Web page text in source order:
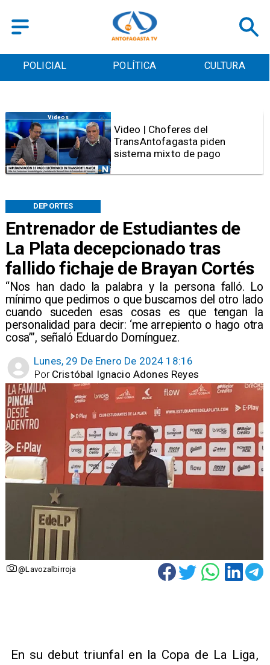
POLICIAL POLÍTICA CULTURA
Entrenador de Estudiantes de
La Plata decepcionado tras
fallido fichaje de Brayan Cortés
​“Nos han dado la palabra y la persona falló. Lo
mínimo que pedimos o que buscamos del otro lado
cuando suceden esas cosas es que tengan la
personalidad para decir: ‘me arrepiento o hago otra
cosa’”, señaló Eduardo Domínguez.
DEPORTES
Lunes, 29 De Enero De 2024 18:16
Cristóbal Ignacio Adones Reyes
Por
@Lavozalbirroja
Videos
Video | Choferes del
TransAntofagasta piden
sistema mixto de pago
En su debut triunfal en la Copa de La Liga,